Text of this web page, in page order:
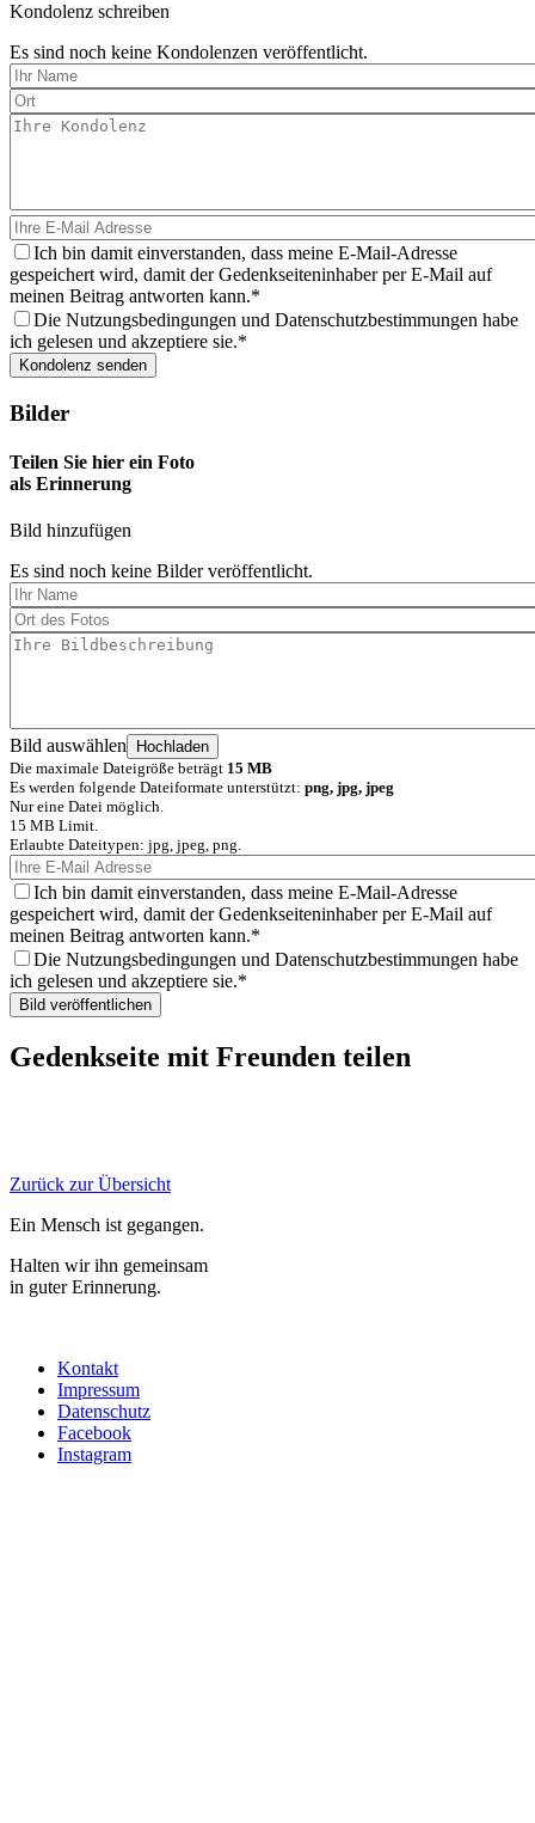
Kondolenz schreiben
Es sind noch keine Kondolenzen veröffentlicht.
Ich bin damit einverstanden, dass meine E-Mail-Adresse
gespeichert wird, damit der Gedenkseiteninhaber per E-Mail auf
meinen Beitrag antworten kann.
Die Nutzungsbedingungen und Datenschutzbestimmungen habe
ich gelesen und akzeptiere sie.
Bilder
Teilen Sie hier ein Foto
als Erinnerung
Bild hinzufügen
Es sind noch keine Bilder veröffentlicht.
Bild auswählen
Die maximale Dateigröße beträgt 15 MB
Es werden folgende Dateiformate unterstützt: png, jpg, jpeg
Nur eine Datei möglich.
15 MB Limit.
Erlaubte Dateitypen: jpg, jpeg, png.
Ich bin damit einverstanden, dass meine E-Mail-Adresse
gespeichert wird, damit der Gedenkseiteninhaber per E-Mail auf
meinen Beitrag antworten kann.
Die Nutzungsbedingungen und Datenschutzbestimmungen habe
ich gelesen und akzeptiere sie.
Gedenkseite mit Freunden teilen
Zurück zur Übersicht
Ein Mensch ist gegangen.
Halten wir ihn gemeinsam
in guter Erinnerung.
Kontakt
Impressum
Datenschutz
Facebook
Instagram